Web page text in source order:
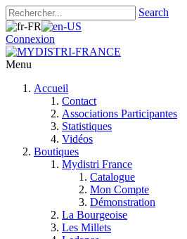
Search
Connexion
Menu
Accueil
Contact
Associations Participantes
Statistiques
Vidéos
Boutiques
Mydistri France
Catalogue
Mon Compte
Démonstration
La Bourgeoise
Les Millets